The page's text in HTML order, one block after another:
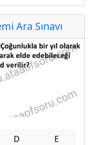
Ara Sınavı
D E